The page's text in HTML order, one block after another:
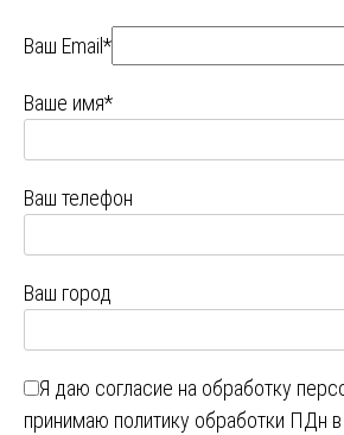
Ваш Email*
Ваше имя*
Ваш телефон
Ваш город
Я даю согласие на обработку
принимаю политику обработки ПДн